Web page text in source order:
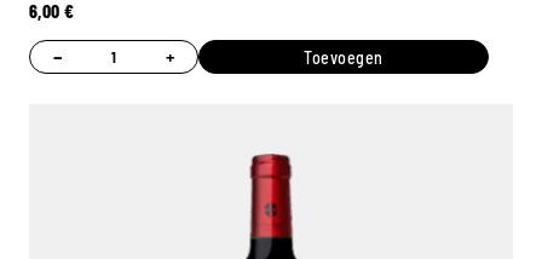
6,00 €
− + Toevoegen